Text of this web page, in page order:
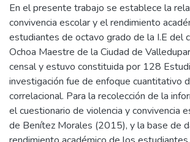
En el presente trabajo se establece la
convivencia escolar y el rendimiento
estudiantes de octavo grado de la I.E del
Ochoa Maestre de la Ciudad de
censal y estuvo constituida por 128
investigación fue de enfoque cuantitativo
correlacional. Para la recolección de la
el cuestionario de violencia y convivencia
de Benítez Morales (2015), y la base de